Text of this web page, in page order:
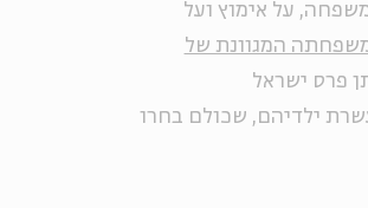
על אימוץ ועל
המגוונת של
פרס ישראל
ילדיהם, שכולם בחרו